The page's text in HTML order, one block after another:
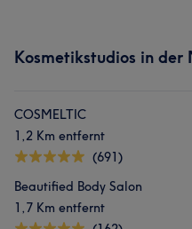
Kosmetikstudios in der
COSMELTIC
1,2 Km entfernt
(691)
Beautified Body Salon
1,7 Km entfernt